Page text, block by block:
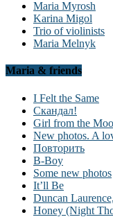
Maria Myrosh
Karina Migol
Trio of violinists
Maria Melnyk
Maria & friends
I Felt the Same
Скандал!
Girl from the
New photos. A
Повторить
B-Boy
Some new photos
It’ll Be
Duncan
Honey (Night